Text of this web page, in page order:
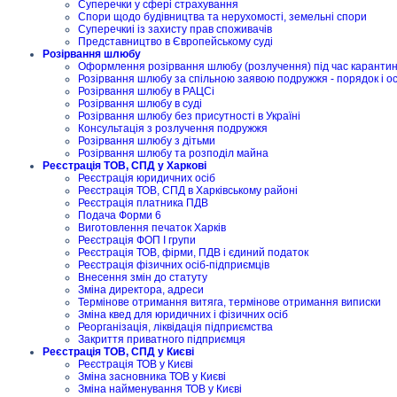
Суперечки у сфері страхування
Спори щодо будівництва та нерухомості, земельні спори
Суперечкиі із захисту прав споживачів
Представництво в Європейському суді
Розірвання шлюбу
Оформлення розірвання шлюбу (розлучення) під час
Розірвання шлюбу за спільною заявою подружжя - порядок і
Розірвання шлюбу в РАЦСі
Розірвання шлюбу в суді
Розірвання шлюбу без присутності в Україні
Консультація з розлучення подружжя
Розірвання шлюбу з дітьми
Розірвання шлюбу та розподіл майна
Реєстрація ТОВ, СПД у Харкові
Реєстрація юридичних осіб
Реєстрація ТОВ, СПД в Харківському районі
Реєстрація платника ПДВ
Подача Форми 6
Виготовлення печаток Харків
Реєстрація ФОП I групи
Реєстрація ТОВ, фірми, ПДВ і єдиний податок
Реєстрація фізичних осіб-підприємців
Внесення змін до статуту
Зміна директора, адреси
Термінове отримання витяга, термінове отримання виписки
Зміна квед для юридичних і фізичних осіб
Реорганізація, ліквідація підприємства
Закриття приватного підприємця
Реєстрація ТОВ, СПД у Києві
Реєстрація ТОВ у Києві
Зміна засновника ТОВ у Києві
Зміна найменування ТОВ у Києві